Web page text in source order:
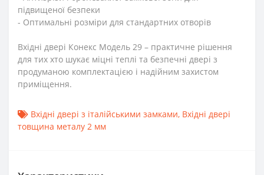
підвищеної безпеки
- Оптимальні розміри для стандартних отворів
Вхідні двері Конекс Модель 29 – практичне рішення
для тих хто шукає міцні теплі та безпечні двері з
продуманою комплектацією і надійним захистом
приміщення.
Вхідні двері з італійськими замками, Вхідні двері
товщина металу 2 мм